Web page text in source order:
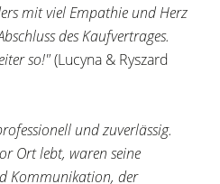
mit viel Empathie und Herz
des Kaufvertrages.
so!"(Lucyna & Ryszard
und zuverlässig.
Ort lebt, waren seine
Kommunikation, der